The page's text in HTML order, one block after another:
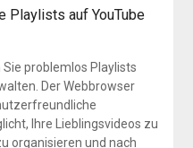
Playlists auf YouTube
problemlos Playlists
Der Webbrowser
Ihre Lieblingsvideos zu
organisieren und nach